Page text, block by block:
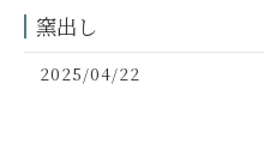
窯出し
2025/04/22